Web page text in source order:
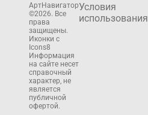
АртНавигатор
©2026. Все
права
защищены.
Иконки с
Icons8
Информация
на сайте несет
справочный
характер, не
является
публичной
офертой.
Условия
использования